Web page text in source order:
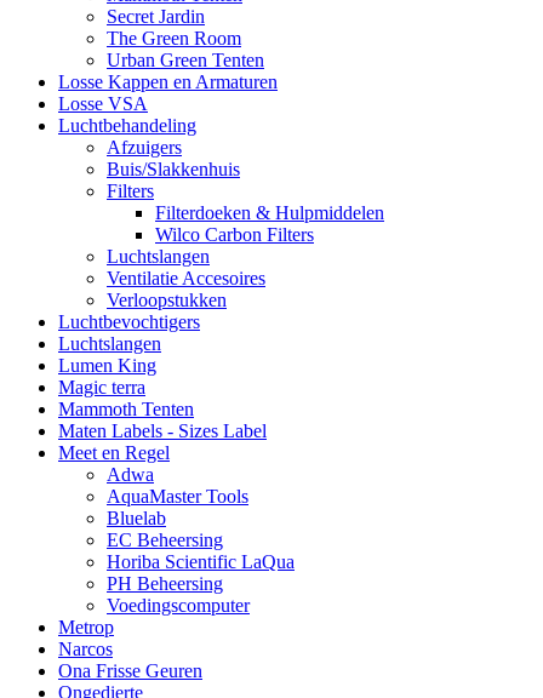
Secret Jardin
The Green Room
Urban Green Tenten
Losse Kappen en Armaturen
Losse VSA
Luchtbehandeling
Afzuigers
Buis/Slakkenhuis
Filters
Filterdoeken & Hulpmiddelen
Wilco Carbon Filters
Luchtslangen
Ventilatie Accesoires
Verloopstukken
Luchtbevochtigers
Luchtslangen
Lumen King
Magic terra
Mammoth Tenten
Maten Labels - Sizes Label
Meet en Regel
Adwa
AquaMaster Tools
Bluelab
EC Beheersing
Horiba Scientific LaQua
PH Beheersing
Voedingscomputer
Metrop
Narcos
Ona Frisse Geuren
Ongedierte